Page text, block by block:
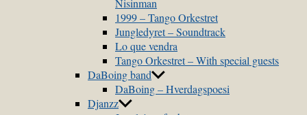
Nisinman
1999 – Tango Orkestret
Jungledyret – Soundtrack
Lo que vendra
Tango Orkestret – With special guests
DaBoing band
DaBoing – Hverdagspoesi
Djanzz